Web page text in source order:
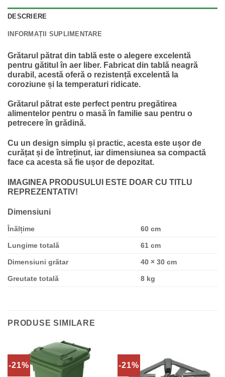
DESCRIERE
INFORMAȚII SUPLIMENTARE
Grătarul pătrat din tablă este o alegere excelentă
pentru gătitul în aer liber. Fabricat din tablă neagră
durabil, acestă oferă o rezistență excelentă la
coroziune și la temperaturi ridicate.
Grătarul pătrat este perfect pentru pregătirea
alimentelor pentru o masă în familie sau pentru o
petrecere în grădină.
Cu un design simplu și practic, acesta este ușor de
curățat și de întreținut, iar dimensiunea sa compactă
face ca acesta să fie ușor de depozitat.
IMAGINEA PRODUSULUI ESTE DOAR CU TITLU
REPREZENTATIV!
Dimensiuni
Înălțime 60 cm
Lungime totală 61 cm
Dimensiuni grătar 40 × 30 cm
Greutate totală 8 kg
PRODUSE SIMILARE
-21% -21%